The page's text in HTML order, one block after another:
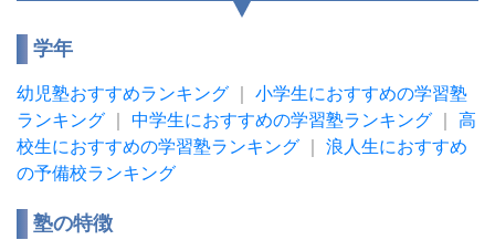
学年
幼児塾おすすめランキング
小学生におすすめの学習塾
ランキング
中学生におすすめの学習塾ランキング
高
校生におすすめの学習塾ランキング
浪人生におすすめ
の予備校ランキング
塾の特徴